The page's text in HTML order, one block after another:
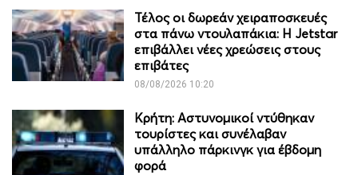
Τέλος οι δωρεάν χειραποσκευές
στα πάνω ντουλαπάκια: Η Jetstar
επιβάλλει νέες χρεώσεις στους
επιβάτες
08/08/2026 10:20
Κρήτη: Αστυνομικοί ντύθηκαν
τουρίστες και συνέλαβαν
υπάλληλο πάρκινγκ για έβδομη
φορά